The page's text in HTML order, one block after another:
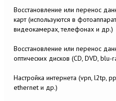
Восстановление или перенос
карт (используются в
видеокамерах, телефонах и др.)
Восстановление или перенос
оптических дисков (CD, DVD, blu-
Настройка интернета (vpn, l2tp,
ethernet и др.)